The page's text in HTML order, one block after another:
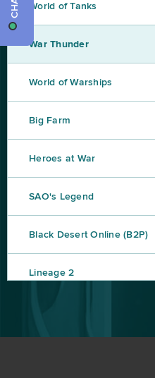
World of Tanks
War Thunder
World of Warships
Big Farm
Heroes at War
SAO's Legend
Black Desert Online (B2P)
Lineage 2
CHAT